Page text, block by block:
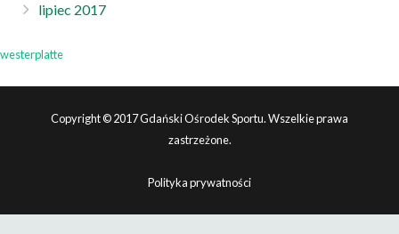
lipiec 2017
westerplatte
Copyright © 2017 Gdański Ośrodek Sportu. Wszelkie prawa
zastrzeżone.
Polityka prywatności